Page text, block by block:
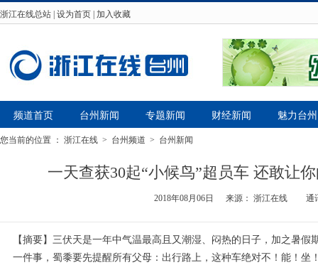
浙江在线总站 设为首页 加入收藏
频道首页 台州新闻 专题新闻 财经新闻 魅力台州
您当前的位置 ： 浙江在线 > 台州频道 > 台州新闻
一天查获30起“小候鸟”超员车 还敢让
2018年08月06日 来源： 浙江在线 通
【摘要】三伏天是一年中气温最高且又潮湿、闷热的日子，加之暑
一件事，蜀黍要先提醒所有父母：出行路上，这种车绝对不！能！坐